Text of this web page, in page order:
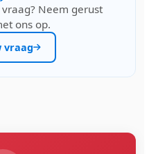
Neem gerust
ons op.
vraag